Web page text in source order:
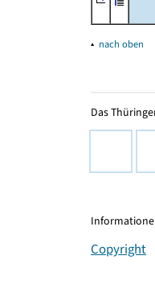
▴ nach oben
Das
Copyright